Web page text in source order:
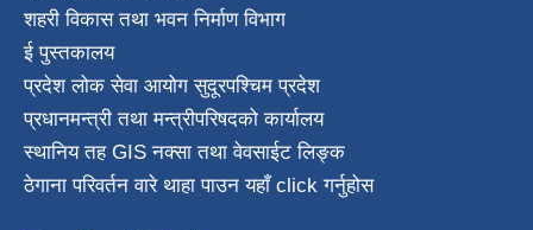
शहरी विकास तथा भवन निर्माण विभाग
ई पुस्तकालय
प्रदेश लोक सेवा आयोग सुदूरपश्चिम प्रदेश
प्रधानमन्त्री तथा मन्त्रीपरिषदको कार्यालय
स्थानिय तह GIS नक्सा तथा वेवसाईट लिङ्क
ठेगाना परिवर्तन वारे थाहा पाउन यहाँ click गर्नुहोस